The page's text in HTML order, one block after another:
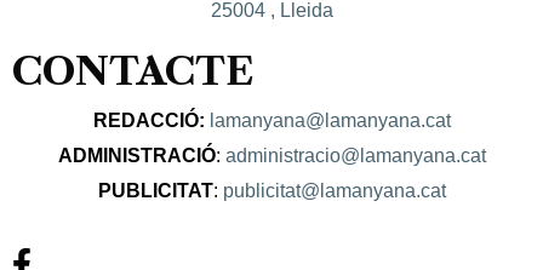
25004 , Lleida
CONTACTE
REDACCIÓ: lamanyana@lamanyana.cat
ADMINISTRACIÓ: administracio@lamanyana.cat
PUBLICITAT: publicitat@lamanyana.cat